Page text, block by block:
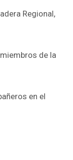
Regional,
de la
en el